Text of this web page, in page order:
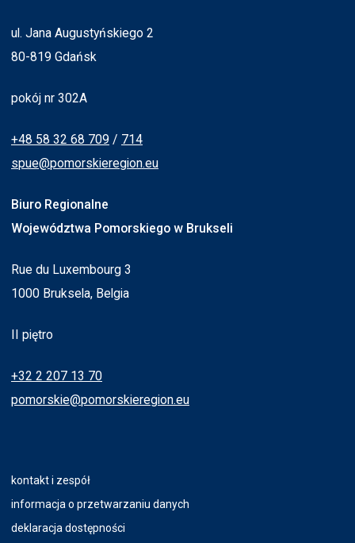
ul. Jana Augustyńskiego 2
80-819 Gdańsk
pokój nr 302A
+48 58 32 68 709 / 714
spue@pomorskieregion.eu
Biuro Regionalne
Województwa Pomorskiego w Brukseli
Rue du Luxembourg 3
1000 Bruksela, Belgia
II piętro
+32 2 207 13 70
pomorskie@pomorskieregion.eu
kontakt i zespół
informacja o przetwarzaniu danych
deklaracja dostępności